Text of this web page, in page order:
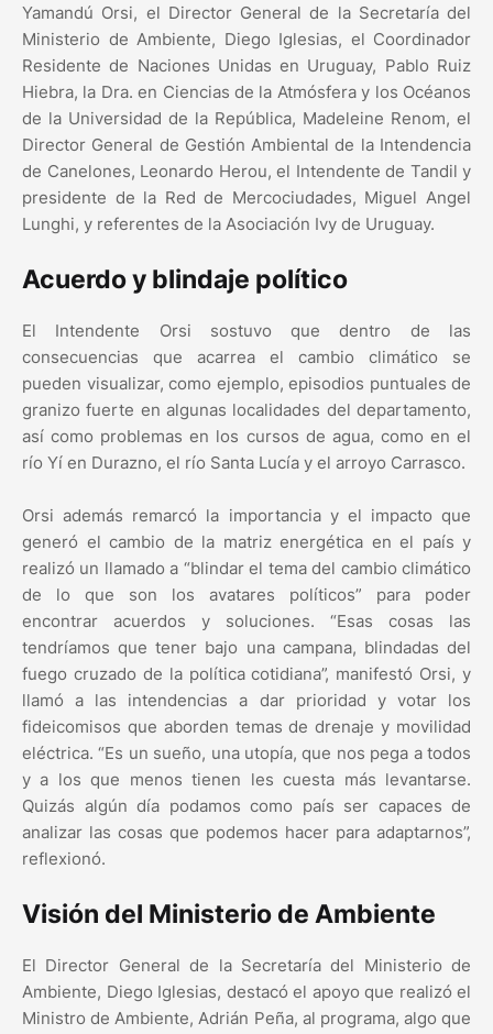
Yamandú Orsi, el Director General de la Secretaría del
Ministerio de Ambiente, Diego Iglesias, el Coordinador
Residente de Naciones Unidas en Uruguay, Pablo Ruiz
Hiebra, la Dra. en Ciencias de la Atmósfera y los Océanos
de la Universidad de la República, Madeleine Renom, el
Director General de Gestión Ambiental de la Intendencia
de Canelones, Leonardo Herou, el Intendente de Tandil y
presidente de la Red de Mercociudades, Miguel Angel
Lunghi, y referentes de la Asociación Ivy de Uruguay.
Acuerdo y blindaje político
El Intendente Orsi sostuvo que dentro de las
consecuencias que acarrea el cambio climático se
pueden visualizar, como ejemplo, episodios puntuales de
granizo fuerte en algunas localidades del departamento,
así como problemas en los cursos de agua, como en el
río Yí en Durazno, el río Santa Lucía y el arroyo Carrasco.
Orsi además remarcó la importancia y el impacto que
generó el cambio de la matriz energética en el país y
realizó un llamado a “blindar el tema del cambio climático
de lo que son los avatares políticos” para poder
encontrar acuerdos y soluciones. “Esas cosas las
tendríamos que tener bajo una campana, blindadas del
fuego cruzado de la política cotidiana”, manifestó Orsi, y
llamó a las intendencias a dar prioridad y votar los
fideicomisos que aborden temas de drenaje y movilidad
eléctrica. “Es un sueño, una utopía, que nos pega a todos
y a los que menos tienen les cuesta más levantarse.
Quizás algún día podamos como país ser capaces de
analizar las cosas que podemos hacer para adaptarnos”,
reflexionó.
Visión del Ministerio de Ambiente
El Director General de la Secretaría del Ministerio de
Ambiente, Diego Iglesias, destacó el apoyo que realizó el
Ministro de Ambiente, Adrián Peña, al programa, algo que